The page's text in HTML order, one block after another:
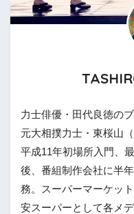
力士俳優・田代良徳の
元大相撲力士・東桜山（
平成11年初場所入門、
後、番組制作会社に半
務。スーパーマーケッ
安スーパーとして各メ